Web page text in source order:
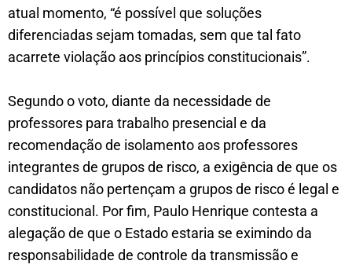
atual momento, “é possível que soluções
diferenciadas sejam tomadas, sem que tal fato
acarrete violação aos princípios constitucionais”.
Segundo o voto, diante da necessidade de
professores para trabalho presencial e da
recomendação de isolamento aos professores
integrantes de grupos de risco, a exigência de que os
candidatos não pertençam a grupos de risco é legal e
constitucional. Por fim, Paulo Henrique contesta a
alegação de que o Estado estaria se eximindo da
responsabilidade de controle da transmissão e